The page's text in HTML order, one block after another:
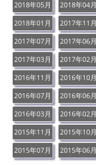
2018年05月
2018年04月
2018年01月
2017年11月
2017年07月
2017年06月
2017年03月
2017年02月
2016年11月
2016年10月
2016年07月
2016年06月
2016年03月
2016年02月
2015年11月
2015年10月
2015年07月
2015年06月